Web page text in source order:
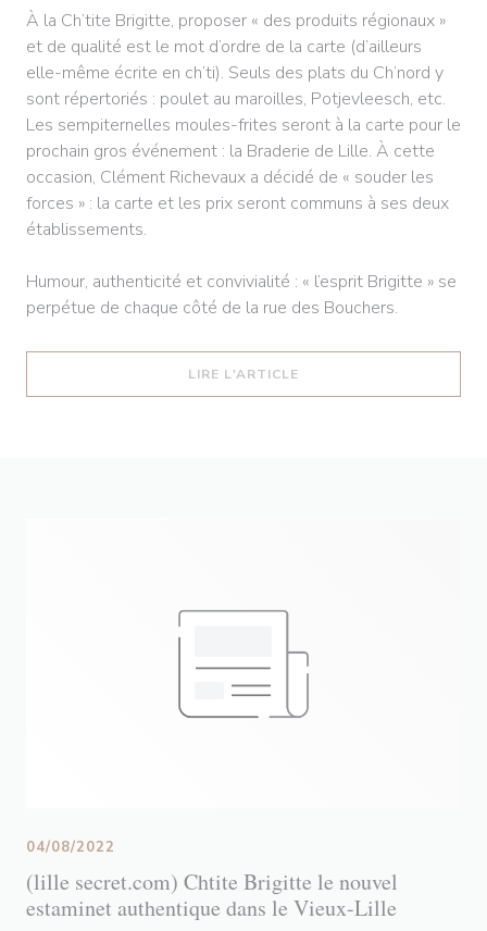
À la Ch’tite Brigitte, proposer « des produits régionaux »
et de qualité est le mot d’ordre de la carte (d’ailleurs
elle-même écrite en ch’ti). Seuls des plats du Ch’nord y
sont répertoriés : poulet au maroilles, Potjevleesch, etc.
Les sempiternelles moules-frites seront à la carte pour le
prochain gros événement : la Braderie de Lille. À cette
occasion, Clément Richevaux a décidé de « souder les
forces » : la carte et les prix seront communs à ses deux
établissements.
Humour, authenticité et convivialité : « l’esprit Brigitte » se
perpétue de chaque côté de la rue des Bouchers.
LIRE L'ARTICLE
(lille secret.com) Chtite Brigitte le nouvel
estaminet authentique dans le Vieux-Lille
04/08/2022